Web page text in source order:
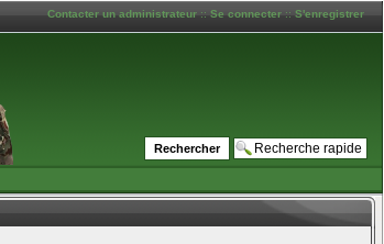
Contacter un administrateur::Se connecter::S'enregistrer